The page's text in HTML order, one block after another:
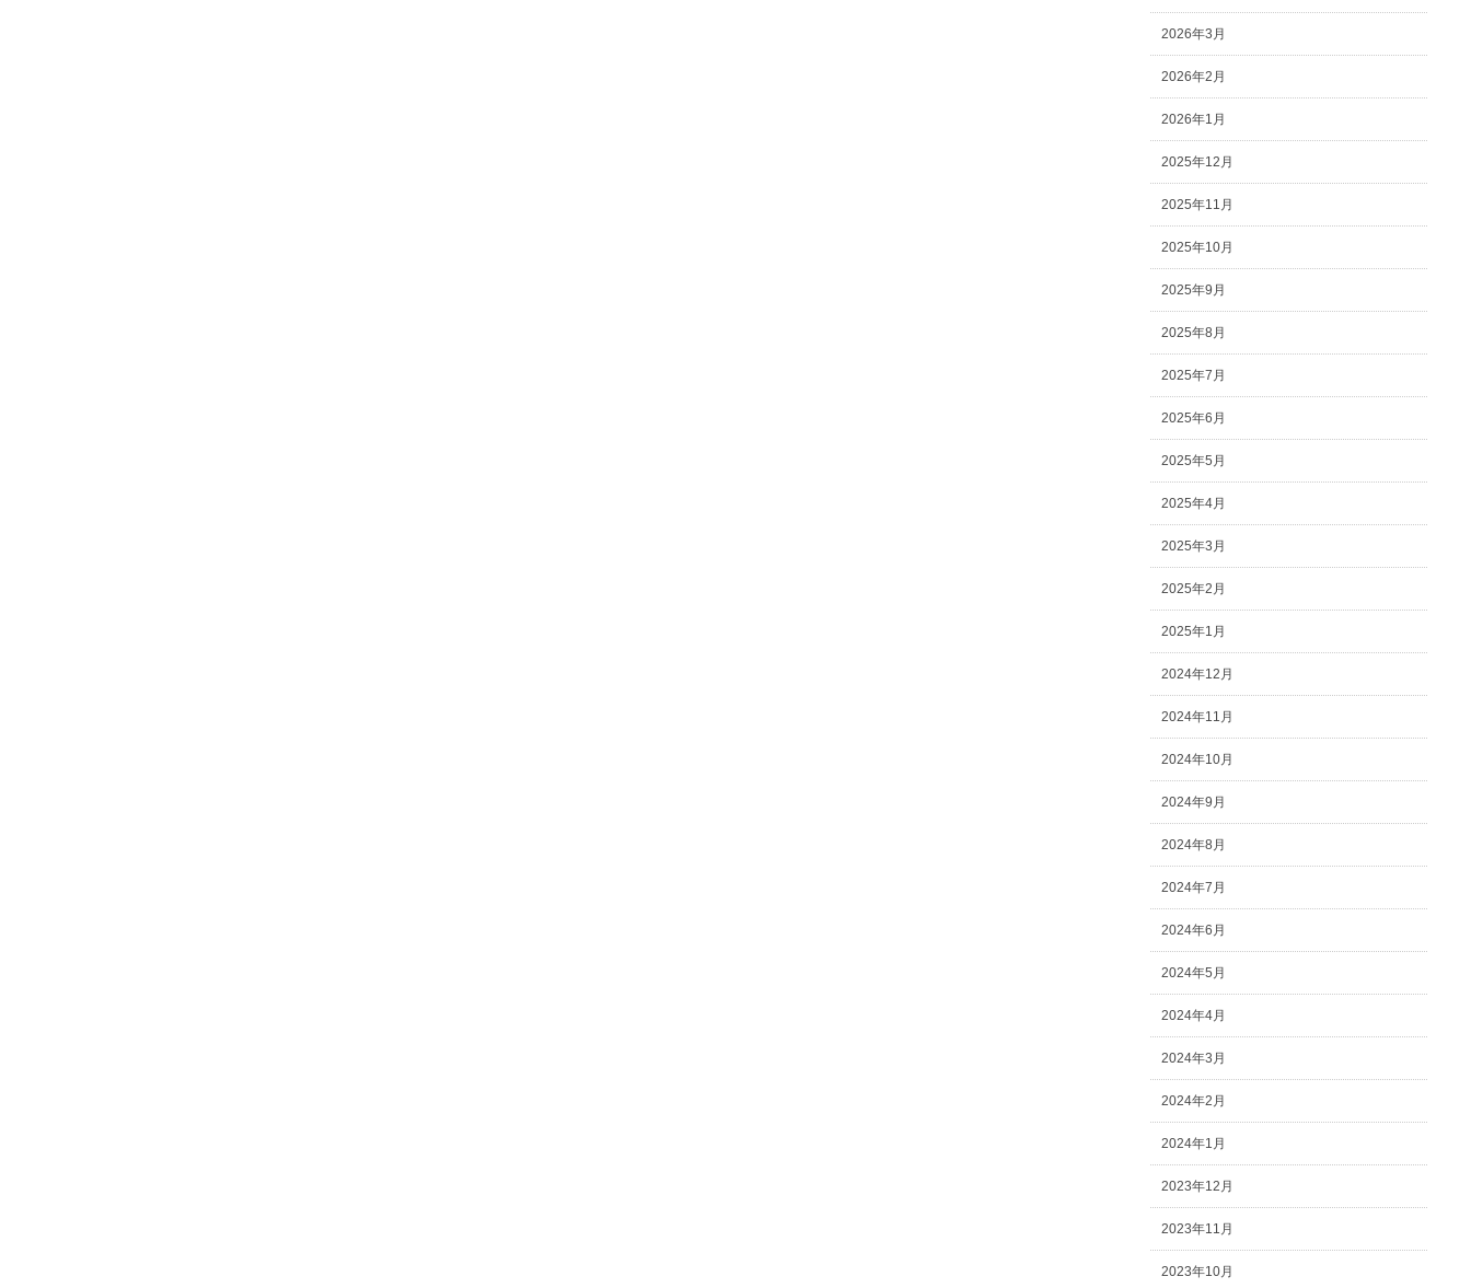
2026年3月
2026年2月
2026年1月
2025年12月
2025年11月
2025年10月
2025年9月
2025年8月
2025年7月
2025年6月
2025年5月
2025年4月
2025年3月
2025年2月
2025年1月
2024年12月
2024年11月
2024年10月
2024年9月
2024年8月
2024年7月
2024年6月
2024年5月
2024年4月
2024年3月
2024年2月
2024年1月
2023年12月
2023年11月
2023年10月